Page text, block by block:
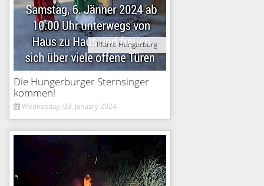
Pfarre Hungerburg
Die Hungerburger Sternsinger
kommen!
Wednesday, 03. January 2024